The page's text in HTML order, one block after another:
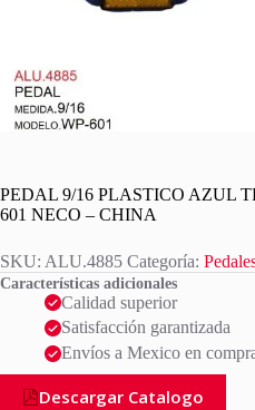
PEDAL 9/16 PLASTICO AZUL
601 NECO – CHINA
SKU: ALU.4885 Categoría:
Características adicionales
Calidad superior
Satisfacción garantizada
Envíos a Mexico en
Descargar Catalogo